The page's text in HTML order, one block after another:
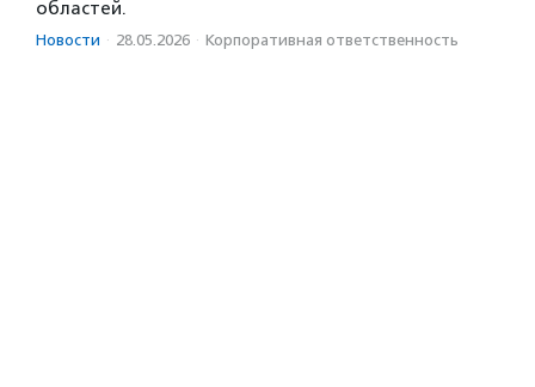
областей.
Новости · 28.05.2026 · Корпоративная ответственность